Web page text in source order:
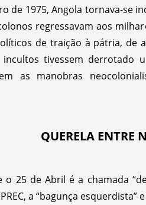
de 1975, Angola tornava-se
regressavam aos
de traição à pátria, de
tivessem derrotado
as manobras
QUERELA ENTRE
25 de Abril é a chamada
a “bagunça esquerdista” e